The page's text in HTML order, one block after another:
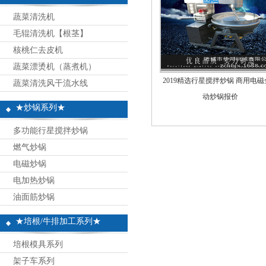
蔬菜清洗机
毛辊清洗机【根茎】
核桃仁去皮机
蔬菜漂烫机（蒸煮机）
蔬菜清洗风干流水线
★炒锅系列★
多功能行星搅拌炒锅
燃气炒锅
电磁炒锅
电加热炒锅
油面筋炒锅
★培根/牛排加工系列★
培根模具系列
架子车系列
2019精选行星搅拌炒锅 商用电磁
动炒锅报价